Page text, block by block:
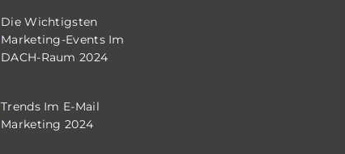
Die Wichtigsten
Marketing-Events Im
DACH-Raum 2024
Trends Im E-Mail
Marketing 2024